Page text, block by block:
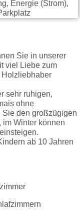
Energie (Strom),
Sie in unserer
viel Liebe zum
Holzliebhaber
sehr ruhigen,
ohne
Sie den großzügigen
Winter können
ab 10 Jahren